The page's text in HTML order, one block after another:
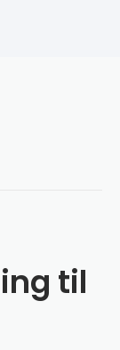
til